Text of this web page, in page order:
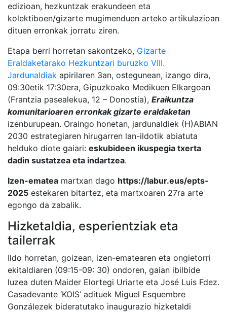
edizioan, hezkuntzak erakundeen eta
kolektiboen/gizarte mugimenduen arteko artikulazioan
dituen erronkak jorratu ziren.
Etapa berri horretan sakontzeko, Gizarte
Eraldaketarako Hezkuntzari buruzko VIII.
Jardunaldiak apirilaren 3an, ostegunean, izango dira,
09:30etik 17:30era, Gipuzkoako Medikuen Elkargoan
(Frantzia pasealekua, 12 – Donostia), Eraikuntza
komunitarioaren erronkak gizarte eraldaketan
izenburupean. Oraingo honetan, jardunaldiek (H)ABIAN
2030 estrategiaren hirugarren lan-ildotik abiatuta
helduko diote gaiari: eskubideen ikuspegia txerta
dadin sustatzea eta indartzea.
Izen-ematea martxan dago https://labur.eus/epts-
2025 estekaren bitartez, eta martxoaren 27ra arte
egongo da zabalik.
Hizketaldia, esperientziak eta
tailerrak
Ildo horretan, goizean, izen-ematearen eta ongietorri
ekitaldiaren (09:15-09: 30) ondoren, gaian ibilbide
luzea duten Maider Elortegi Uriarte eta José Luis Fdez.
Casadevante ‘KOIS’ adituek Miguel Esquembre
Gonzálezek bideratutako inaugurazio hizketaldi